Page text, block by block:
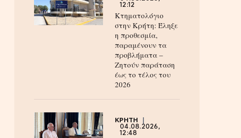
12:12
Κτηματολόγιο
στην Κρήτη: Έληξε
η προθεσμία,
παραμένουν τα
προβλήματα –
Ζητούν παράταση
έως το τέλος του
2026
ΚΡΗΤΗ
04.08.2026,
12:48